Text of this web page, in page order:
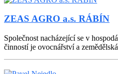
ZEAS AGRO a.s. RÁBÍN
Společnost nacházející se v
činností je ovocnářství a